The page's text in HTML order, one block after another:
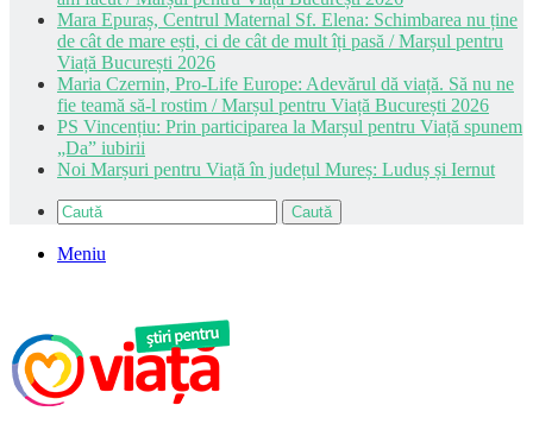
Mara Epuraș, Centrul Maternal Sf. Elena: Schimbarea nu ține
de cât de mare ești, ci de cât de mult îți pasă / Marșul pentru
Viață București 2026
Maria Czernin, Pro-Life Europe: Adevărul dă viață. Să nu ne
fie teamă să-l rostim / Marșul pentru Viață București 2026
PS Vincențiu: Prin participarea la Marșul pentru Viață spunem
„Da” iubirii
Noi Marșuri pentru Viață în județul Mureș: Luduș și Iernut
Caută
Meniu